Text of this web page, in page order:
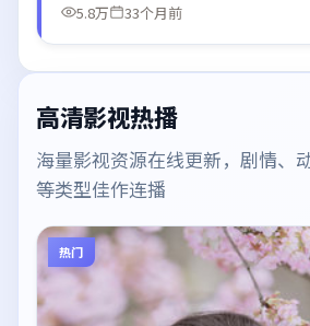
5.8万
33个月前
高清影视热播
海量影视资源在线更新，剧情、
等类型佳作连播
热门